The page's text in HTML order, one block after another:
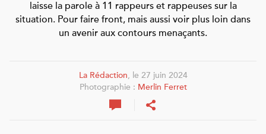
laisse la parole à 11 rappeurs et rappeuses sur la
situation. Pour faire front, mais aussi voir plus loin dans
un avenir aux contours menaçants.
La Rédaction, le 27 juin 2024
Photographie : Merlin Ferret